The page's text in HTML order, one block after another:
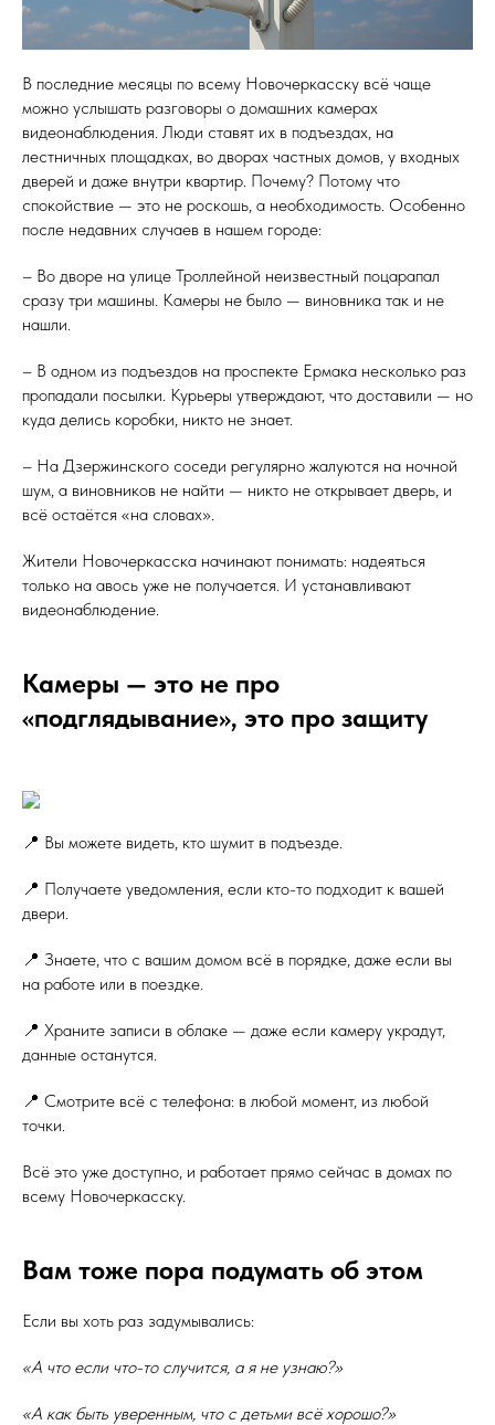
В последние месяцы по всему Новочеркасску всё чаще
можно услышать разговоры о домашних камерах
видеонаблюдения. Люди ставят их в подъездах, на
лестничных площадках, во дворах частных домов, у входных
дверей и даже внутри квартир. Почему? Потому что
спокойствие — это не роскошь, а необходимость. Особенно
после недавних случаев в нашем городе:
– Во дворе на улице Троллейной неизвестный поцарапал
сразу три машины. Камеры не было — виновника так и не
нашли.
– В одном из подъездов на проспекте Ермака несколько раз
пропадали посылки. Курьеры утверждают, что доставили — но
куда делись коробки, никто не знает.
– На Дзержинского соседи регулярно жалуются на ночной
шум, а виновников не найти — никто не открывает дверь, и
всё остаётся «на словах».
Жители Новочеркасска начинают понимать: надеяться
только на авось уже не получается. И устанавливают
видеонаблюдение.
Камеры — это не про
«подглядывание», это про защиту
📍 Вы можете видеть, кто шумит в подъезде.
📍 Получаете уведомления, если кто-то подходит к вашей
двери.
📍 Знаете, что с вашим домом всё в порядке, даже если вы
на работе или в поездке.
📍 Храните записи в облаке — даже если камеру украдут,
данные останутся.
📍 Смотрите всё с телефона: в любой момент, из любой
точки.
Всё это уже доступно, и работает прямо сейчас в домах по
всему Новочеркасску.
Вам тоже пора подумать об этом
Если вы хоть раз задумывались:
«А что если что-то случится, а я не узнаю?»
«А как быть уверенным, что с детьми всё хорошо?»